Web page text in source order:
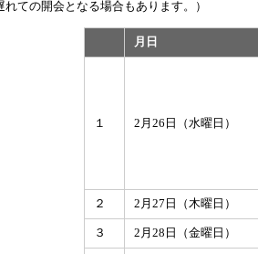
ての開会となる場合もあります。）
月日
１ 2月26日（水曜日）
２
2月27日（木曜日）
３
2月28日（金曜日）